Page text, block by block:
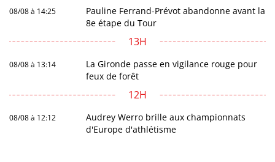
08/08 à 14:25
Pauline Ferrand-Prévot abandonne avant la
8e étape du Tour
13H
08/08 à 13:14
La Gironde passe en vigilance rouge pour
feux de forêt
12H
08/08 à 12:12
Audrey Werro brille aux championnats
d'Europe d'athlétisme